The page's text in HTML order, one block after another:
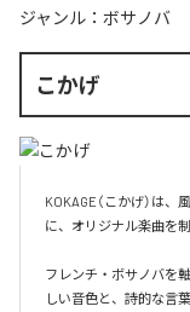
ジャンル： ボサノバ
こかげ
KOKAGE（こかげ）は
に、オリジナル楽曲を
フレンチ・ボサノバを
しい音色と、詩的な言